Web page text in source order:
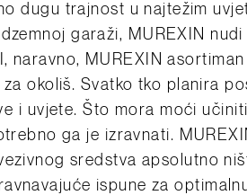
dugu trajnost u najtežim
garaži, MUREXIN nudi
I, naravno, MUREXIN asortiman
okoliš. Svatko tko planira
i uvjete. Što mora moći
ga je izravnati.
sredstva apsolutno
ispune za